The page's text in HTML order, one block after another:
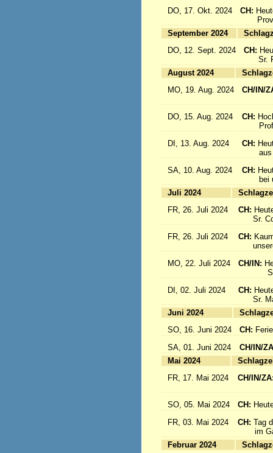
DO, 17. Okt. 2024 CH:
September 2024
DO, 12. Sept. 2024
CH:
Sr.
August 2024
MO, 19. Aug. 2024
CH/IN/
DO, 15. Aug. 2024
CH:
DI, 13. Aug. 2024
CH:
aus
SA, 10. Aug. 2024
CH:
bei
Juli 2024
FR, 26. Juli 2024
CH:
Sr.
FR, 26. Juli 2024
CH:
unsere
MO, 22. Juli 2024
CH/IN:
Sr.
DI, 02. Juli 2024
CH:
Sr.
Juni 2024
SO, 16. Juni 2024
CH:
SA, 01. Juni 2024
CH/IN/
Mai 2024
FR, 17. Mai 2024
CH/IN/
SO, 05. Mai 2024
CH:
FR, 03. Mai 2024
CH: Tag
im
Februar 2024